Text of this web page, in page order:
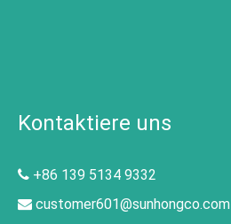
Kontaktiere uns
 +86 139 5134 9332
 customer601@sunhongco.com